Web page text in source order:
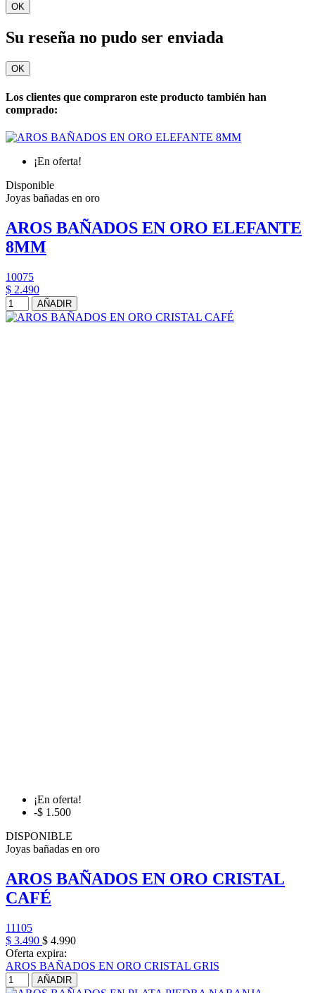
OK
Su reseña no pudo ser enviada
OK
Los clientes que compraron este producto también han
comprado:
¡En oferta!
Disponible
Joyas bañadas en oro
AROS BAÑADOS EN ORO ELEFANTE
8MM
10075
$ 2.490
AÑADIR
¡En oferta!
-$ 1.500
DISPONIBLE
Joyas bañadas en oro
AROS BAÑADOS EN ORO CRISTAL
CAFÉ
11105
$ 3.490 $ 4.990
Oferta expira:
AROS BAÑADOS EN ORO CRISTAL GRIS
AÑADIR